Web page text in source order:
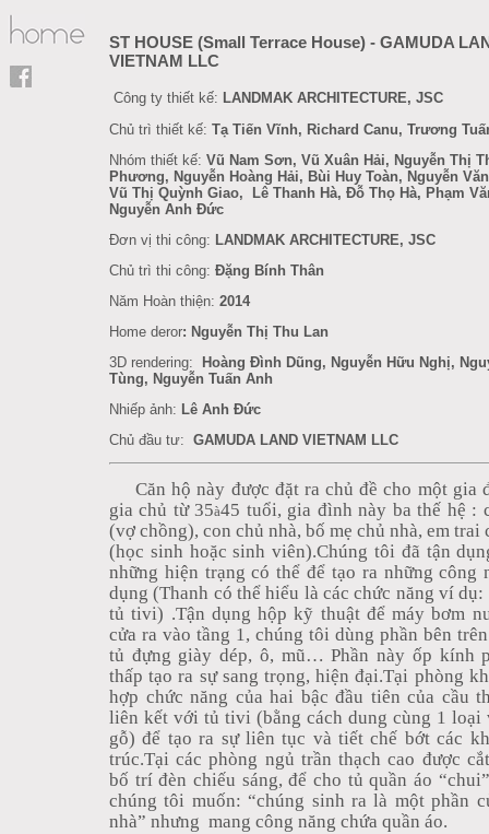
ST HOUSE (Small Terrace House) - GAMUDA
VIETNAM LLC
Công ty thiết kế: LANDMAK ARCHITECTURE, JSC
Chủ trì thiết kế: Tạ Tiến Vĩnh, Richard Canu, Trương
Nhóm thiết kế: Vũ Nam Sơn, Vũ Xuân Hải, Nguyễn Thị
Phương, Nguyễn Hoàng Hải, Bùi Huy Toàn, Nguyễn
Vũ Thị Quỳnh Giao,
Lê Thanh Hà, Đỗ Thọ Hà, Phạm
Nguyễn Anh Đức
Đơn vị thi công: LANDMAK ARCHITECTURE, JSC
Chủ trì thi công: Đặng Bính Thân
Năm Hoàn thiện: 2014
Home deror: Nguyễn Thị Thu Lan
3D rendering:
Hoàng Đình Dũng, Nguyễn Hữu Nghị,
Tùng, Nguyễn Tuấn Anh
Nhiếp ảnh: Lê Anh Đức
Chủ đầu tư: GAMUDA LAND VIETNAM LLC
Căn hộ này được đặt ra chủ đề cho một gia
gia chủ từ 35à45 tuổi, gia đình này ba thế hệ :
(vợ chồng), con chủ nhà, bố mẹ chủ nhà, em trai
(học sinh hoặc sinh viên).Chúng tôi đã tận
những hiện trạng có thể để tạo ra những công
dụng (Thanh có thể hiểu là các chức năng ví dụ:
tủ tivi) .Tận dụng hộp kỹ thuật để máy bơm
cửa ra vào tầng 1, chúng tôi dùng phần bên
tủ đựng giày dép, ô, mũ… Phần này ốp kính
thấp tạo ra sự sang trọng, hiện đại.Tại phòng
hợp chức năng của hai bậc đầu tiên của cầu
liên kết với tủ tivi (bằng cách dung cùng 1 loại
gỗ) để tạo ra sự liên tục và tiết chế bớt các
trúc.Tại các phòng ngủ trần thạch cao được
bố trí đèn chiếu sáng, để cho tủ quần áo
chúng tôi muốn: “chúng sinh ra là một phần
nhà” nhưng mang công năng chứa quần áo.